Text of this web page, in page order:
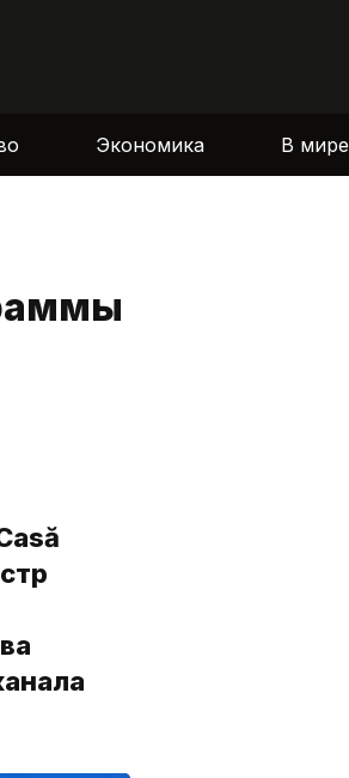
Экономика В мире